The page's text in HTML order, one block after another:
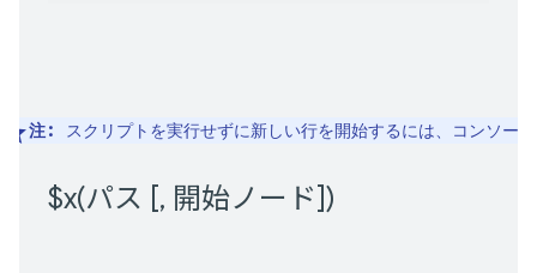
注: スクリプトを実行せずに新しい行を開始するには、コンソー
$x(パス [, 開始ノード])